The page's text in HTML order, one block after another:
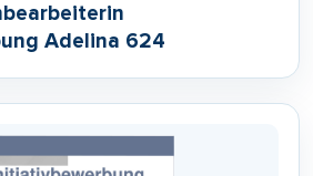
Adelina 624